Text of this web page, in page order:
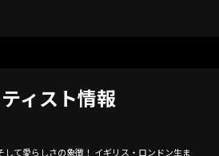
ィスト情報
して愛らしさの象徴！ イギリス・ロンドン生ま